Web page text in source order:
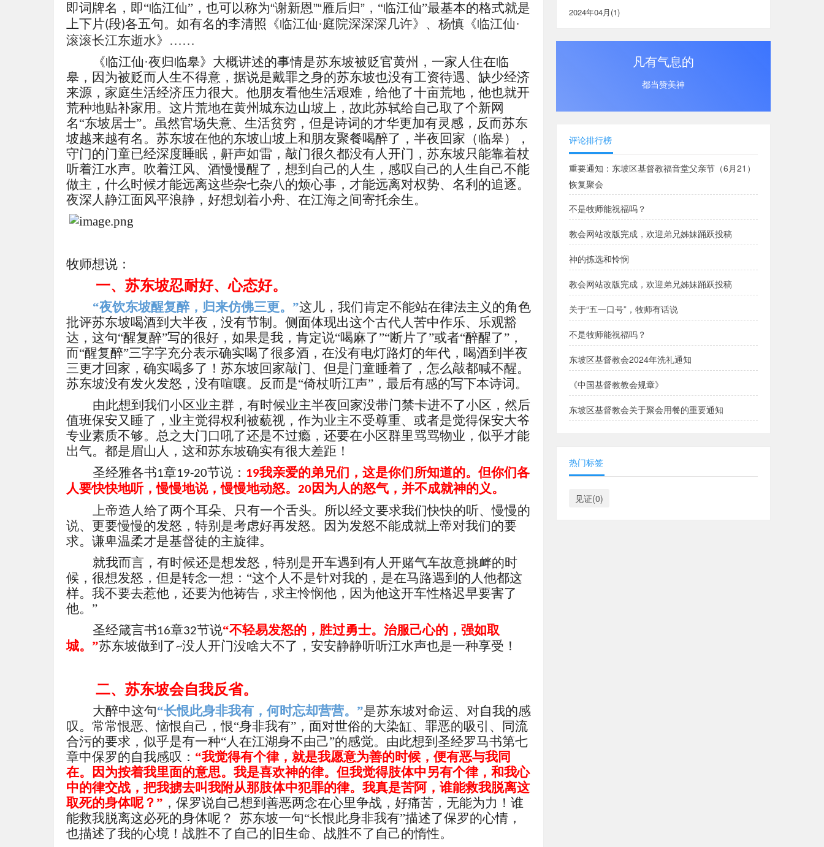
即词牌名，即“临江仙”，也可以称为“谢新恩”“雁后归” ， “临江仙”最基本的格式就是
上下片(段)各五句。如有名的李清照 《临江仙·庭院深深深几许》 、 杨慎《临江仙·
滚滚长江东逝水》 ……
《临江仙·夜归临皋》大概讲述的事情是苏东坡被贬官黄州，一家人住在临
皋 ，因为被贬而人生不得意，据说是戴罪之身的苏东坡也没有工资待遇、缺少经济
来源，家庭生活经济压力很大。他朋友看他生活艰难，给他了十亩荒地，他也就开
荒种地贴补家用。这片荒地在黄州城东边山坡上，故此苏轼给自己取了个新网
名“东坡居士”。虽然官场失意、生活贫穷，但是诗词的才华更加有灵感，反而苏东
坡越来越有名。苏东坡在他的东坡山坡上和朋友聚餐喝醉了，半夜回家（临皋），
守门的门童已经深度睡眠，鼾声如雷，敲门很久都没有人开门，苏东坡只能靠着杖
听着江水声。吹着江风、酒慢慢醒了，想到自己的人生，感叹自己的人生自己不能
做主，什么时候才能远离这些杂七杂八的烦心事，才能远离对权势、名利的追逐。
夜深人静江面风平浪静，好想划着小舟、在江海之间寄托余生。
牧师想说：
一、 苏东坡忍耐好、心态好。
“夜饮东坡醒复醉，归来仿佛三更。 ”这儿，我们肯定不能站在律法主义的角色
批评苏东坡喝酒到大半夜，没有节制。侧面体现出这个古代人苦中作乐、乐观豁
达，这句“醒复醉”写的很好，如果是我，肯定说“喝麻了”“断片了”或者“醉醒了”，
而“醒复醉”三字字充分表示确实喝了很多酒，在没有电灯路灯的年代，喝酒到半夜
三更才回家，确实喝多了！苏东坡回家敲门、但是门童睡着了，怎么敲都喊不醒。
苏东坡没有发火发怒，没有喧嚷。反而是“倚杖听江声”，最后有感的写下本诗词。
由此想到我们小区业主群，有时候业主半夜回家没带门禁卡进不了小区，然后
值班保安又睡了，业主觉得权利被藐视，作为业主不受尊重、或者是觉得保安大爷
专业素质不够。总之大门口吼了还是不过瘾，还要在小区群里骂骂物业，似乎才能
出气。都是眉山人，这和苏东坡确实有很大差距！
圣经雅各书1章19-20节说： 19我亲爱的弟兄们，这是你们所知道的。但你们各
人要快快地听，慢慢地说，慢慢地动怒。 20因为人的怒气，并不成就神的义。
上帝造人给了两个耳朵、只有一个舌头。所以经文要求我们快快的听、慢慢的
说、更要慢慢的发怒，特别是考虑好再发怒。因为发怒不能成就上帝对我们的要
求。谦卑温柔才是基督徒的主旋律。
就我而言，有时候还是想发怒，特别是开车遇到有人开赌气车故意挑衅的时
候，很想发怒，但是转念一想： “这个人不是针对我的，是在马路遇到的人他都这
样。我不要去惹他，还要为他祷告，求主怜悯他，因为他这开车性格迟早要害了
他。”
圣经箴言书16章32节说“不轻易发怒的，胜过勇士。治服己心的，强如取
城。”苏东坡做到了~没人开门没啥大不了，安安静静听听江水声也是一种享受！
二、 苏东坡会自我反省。
大醉中这句“长恨此身非我有，何时忘却营营。 ”是苏东坡对命运、对自我的感
叹。常常恨恶、恼恨自己，恨“身非我有”，面对世俗的大染缸、罪恶的吸引、同流
合污的要求，似乎是有一种“人在江湖身不由己”的感觉。由此想到圣经罗马书第七
章中保罗的自我感叹： “我觉得有个律，就是我愿意为善的时候，便有恶与我同
在。因为按着我里面的意思。我是喜欢神的律。但我觉得肢体中另有个律，和我心
中的律交战，把我掳去叫我附从那肢体中犯罪的律。我真是苦阿，谁能救我脱离这
取死的身体呢？” ，保罗说自己想到善恶两念在心里争战，好痛苦，无能为力！谁
能救我脱离这必死的身体呢？
苏东坡一句“长恨此身非我有”描述了保罗的心情，
也描述了我的心境！战胜不了自己的旧生命、战胜不了自己的惰性。
2024年04月(1)
凡有气息的
都当赞美神
评论排行榜
重要通知：东坡区基督教福音堂父亲节（6月21）
恢复聚会
不是牧师能祝福吗？
教会网站改版完成，欢迎弟兄姊妹踊跃投稿
神的拣选和怜悯
教会网站改版完成，欢迎弟兄姊妹踊跃投稿
关于“五一口号”，牧师有话说
不是牧师能祝福吗？
东坡区基督教会2024年洗礼通知
《中国基督教教会规章》
东坡区基督教会关于聚会用餐的重要通知
热门标签
见证(0)